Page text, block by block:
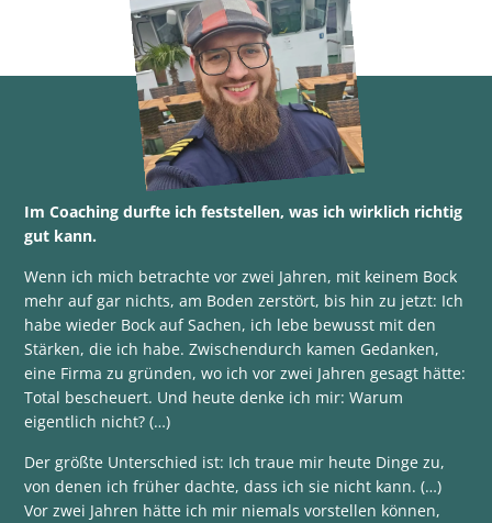
Im Coaching durfte ich feststellen, was ich wirklich richtig
gut kann.
Wenn ich mich betrachte vor zwei Jahren, mit keinem Bock
mehr auf gar nichts, am Boden zerstört, bis hin zu jetzt: Ich
habe wieder Bock auf Sachen, ich lebe bewusst mit den
Stärken, die ich habe. Zwischendurch kamen Gedanken,
eine Firma zu gründen, wo ich vor zwei Jahren gesagt hätte:
Total bescheuert. Und heute denke ich mir: Warum
eigentlich nicht? (…)
Der größte Unterschied ist: Ich traue mir heute Dinge zu,
von denen ich früher dachte, dass ich sie nicht kann. (…)
Vor zwei Jahren hätte ich mir niemals vorstellen können,